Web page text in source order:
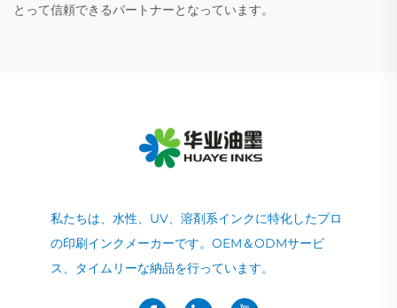
とって信頼できるパートナーとなっています。
私たちは、水性、UV、溶剤系インクに特化したプロ
の印刷インクメーカーです。OEM＆ODMサービ
ス、タイムリーな納品を行っています。